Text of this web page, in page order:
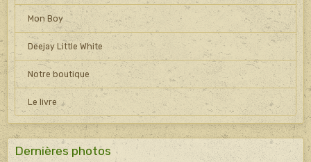
Mon Boy
Deejay Little White
Notre boutique
Le livre
Dernières photos